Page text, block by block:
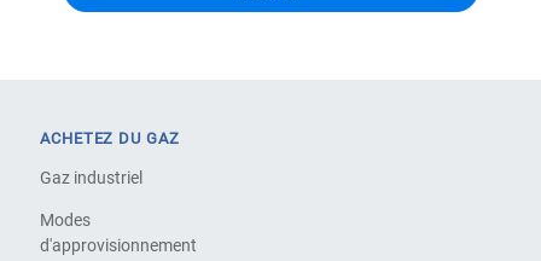
ACHETEZ DU GAZ
Gaz industriel
Modes
d'approvisionnement